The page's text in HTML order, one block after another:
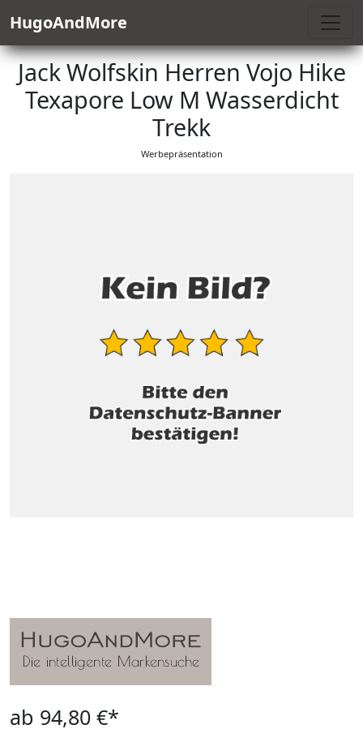
HugoAndMore
Jack Wolfskin Herren Vojo Hike
Texapore Low M Wasserdicht
Trekk
Werbepräsentation
ab 94,80 €*